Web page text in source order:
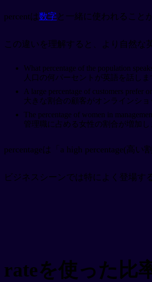
percentは数字と一緒に使われること
この違いを理解すると、より自然な
What percentage of the population
人口の何パーセントが英語を話しま
A large percentage of customers prefer
大きな割合の顧客がオンラインショ
The percentage of women in
管理職に占める女性の割合が増加し
percentageは「a high percentage(高
ビジネスシーンでは特によく登場す
rateを使った比